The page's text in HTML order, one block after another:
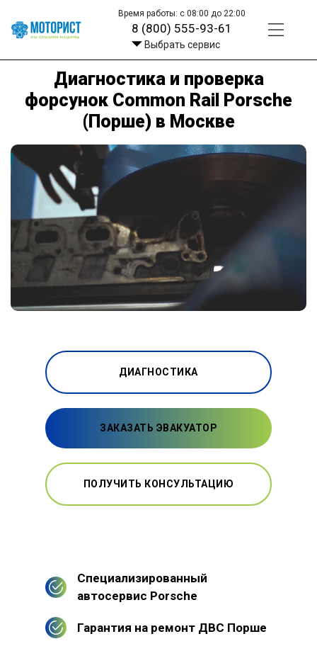
Время работы: с 08:00 до 22:00
8 (800) 555-93-61
Выбрать сервис
Диагностика и проверка
форсунок Common Rail Porsche
(Порше) в Москве
ДИАГНОСТИКА
ЗАКАЗАТЬ ЭВАКУАТОР
ПОЛУЧИТЬ КОНСУЛЬТАЦИЮ
Специализированный
автосервис Porsche
Гарантия на ремонт ДВС Порше